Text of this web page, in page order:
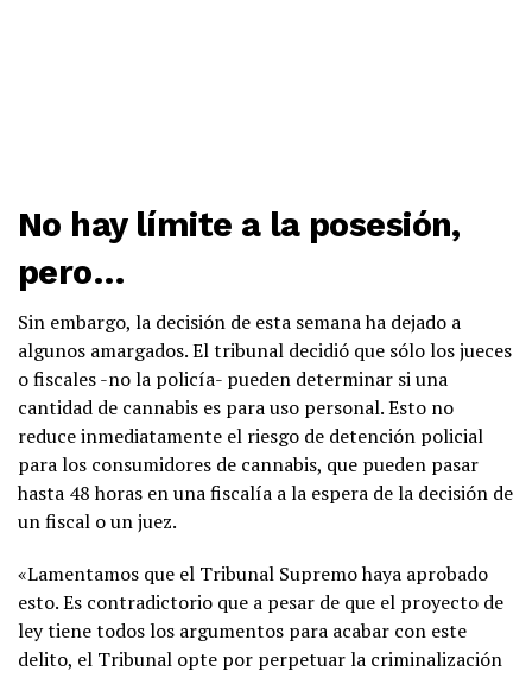
No hay límite a la posesión,
pero…
Sin embargo, la decisión de esta semana ha dejado a
algunos amargados. El tribunal decidió que sólo los jueces
o fiscales -no la policía- pueden determinar si una
cantidad de cannabis es para uso personal. Esto no
reduce inmediatamente el riesgo de detención policial
para los consumidores de cannabis, que pueden pasar
hasta 48 horas en una fiscalía a la espera de la decisión de
un fiscal o un juez.
«Lamentamos que el Tribunal Supremo haya aprobado
esto. Es contradictorio que a pesar de que el proyecto de
ley tiene todos los argumentos para acabar con este
delito, el Tribunal opte por perpetuar la criminalización